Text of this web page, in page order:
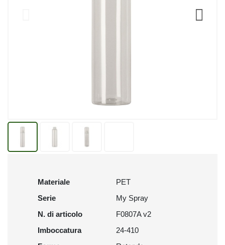
Materiale
PET
Serie
My Spray
N. di articolo
F0807A v2
Imboccatura
24-410